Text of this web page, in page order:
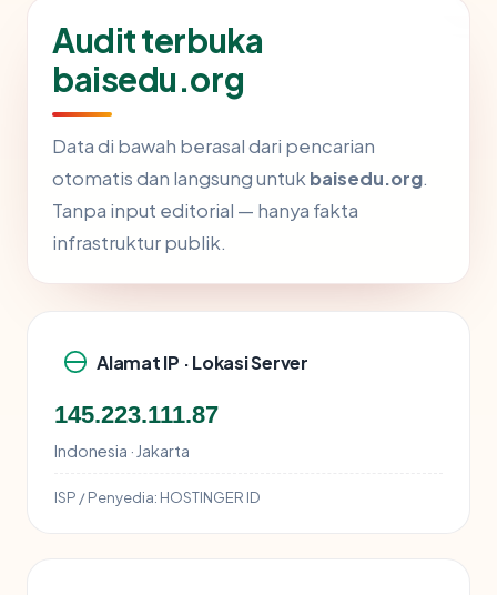
Audit terbuka
baisedu.org
Data di bawah berasal dari pencarian
otomatis dan langsung untukbaisedu.org.
Tanpa input editorial — hanya fakta
infrastruktur publik.
Alamat IP · Lokasi Server
145.223.111.87
Indonesia · Jakarta
ISP / Penyedia: HOSTINGER ID